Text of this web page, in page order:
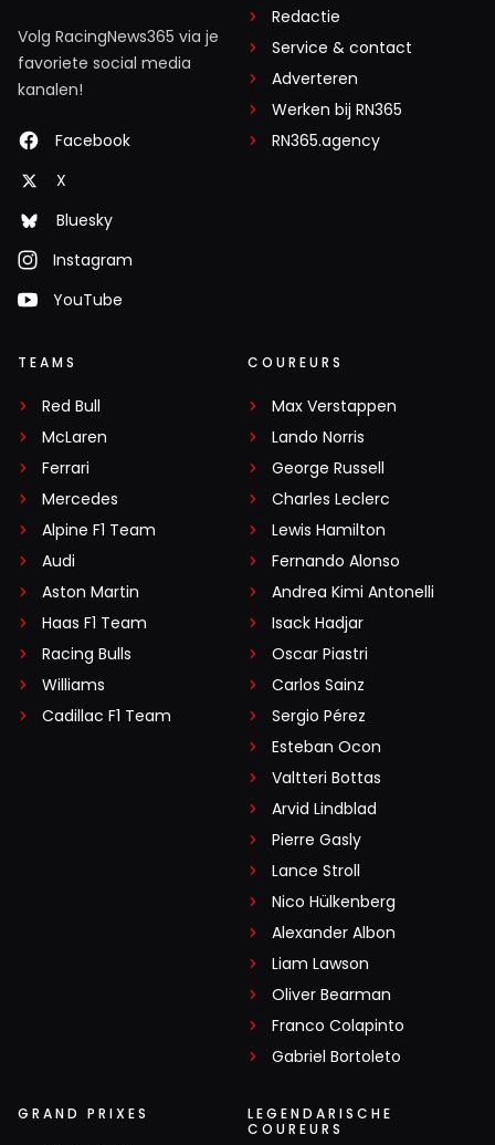
Volg RacingNews365 via je
favoriete social media
kanalen!
Facebook
X
Bluesky
Instagram
YouTube
Redactie
Service & contact
Adverteren
Werken bij RN365
RN365.agency
TEAMS
Red Bull
McLaren
Ferrari
Mercedes
Alpine F1 Team
Audi
Aston Martin
Haas F1 Team
Racing Bulls
Williams
Cadillac F1 Team
COUREURS
Max Verstappen
Lando Norris
George Russell
Charles Leclerc
Lewis Hamilton
Fernando Alonso
Andrea Kimi Antonelli
Isack Hadjar
Oscar Piastri
Carlos Sainz
Sergio Pérez
Esteban Ocon
Valtteri Bottas
Arvid Lindblad
Pierre Gasly
Lance Stroll
Nico Hülkenberg
Alexander Albon
Liam Lawson
Oliver Bearman
Franco Colapinto
Gabriel Bortoleto
GRAND PRIXES
LEGENDARISCHE
COUREURS